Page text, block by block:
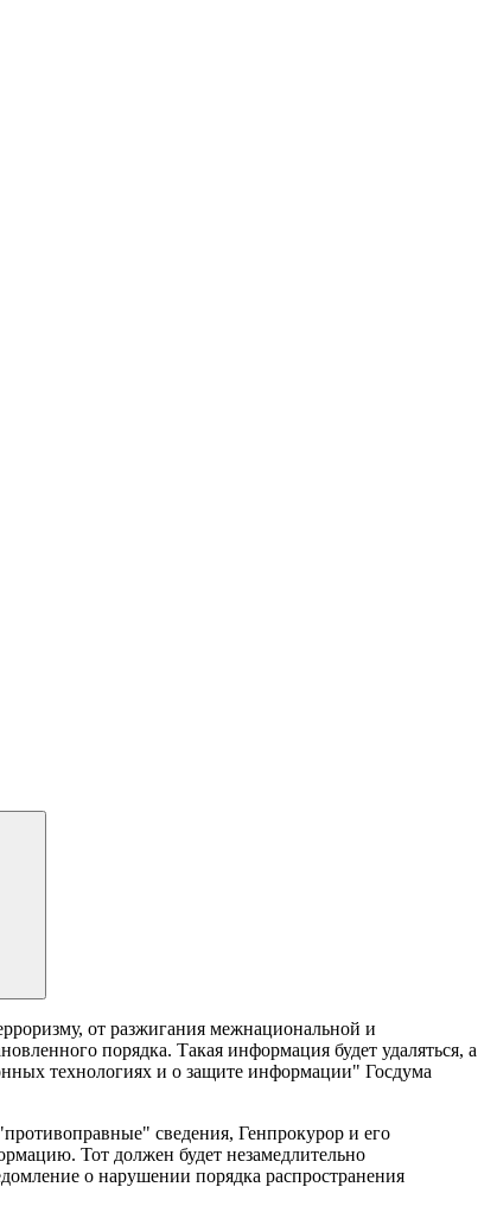
от разжигания межнациональной и
порядка. Такая информация будет удаляться, а
технологиях и о защите информации" Госдума
сведения, Генпрокурор и его
Тот должен будет незамедлительно
о нарушении порядка распространения